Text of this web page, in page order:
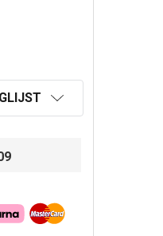
Ø 150 MM DIKWANDIG
MET DEUR Ø 150 MM